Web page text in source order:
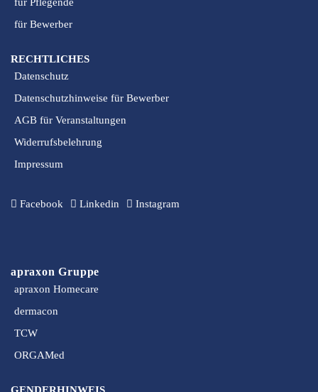
für Bewerber
RECHTLICHES
Datenschutz
Datenschutzhinweise für Bewerber
AGB für Veranstaltungen
Widerrufsbelehrung
Impressum
Facebook Linkedin Instagram
apraxon Gruppe
apraxon Homecare
dermacon
TCW
ORGAMed